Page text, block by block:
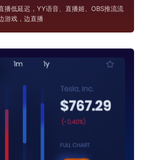
播低延迟，YY语音、直播姬、OBS推流流
游戏，边直播